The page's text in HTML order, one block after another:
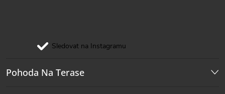
Sledovat na Instagramu
Pohoda Na Terase